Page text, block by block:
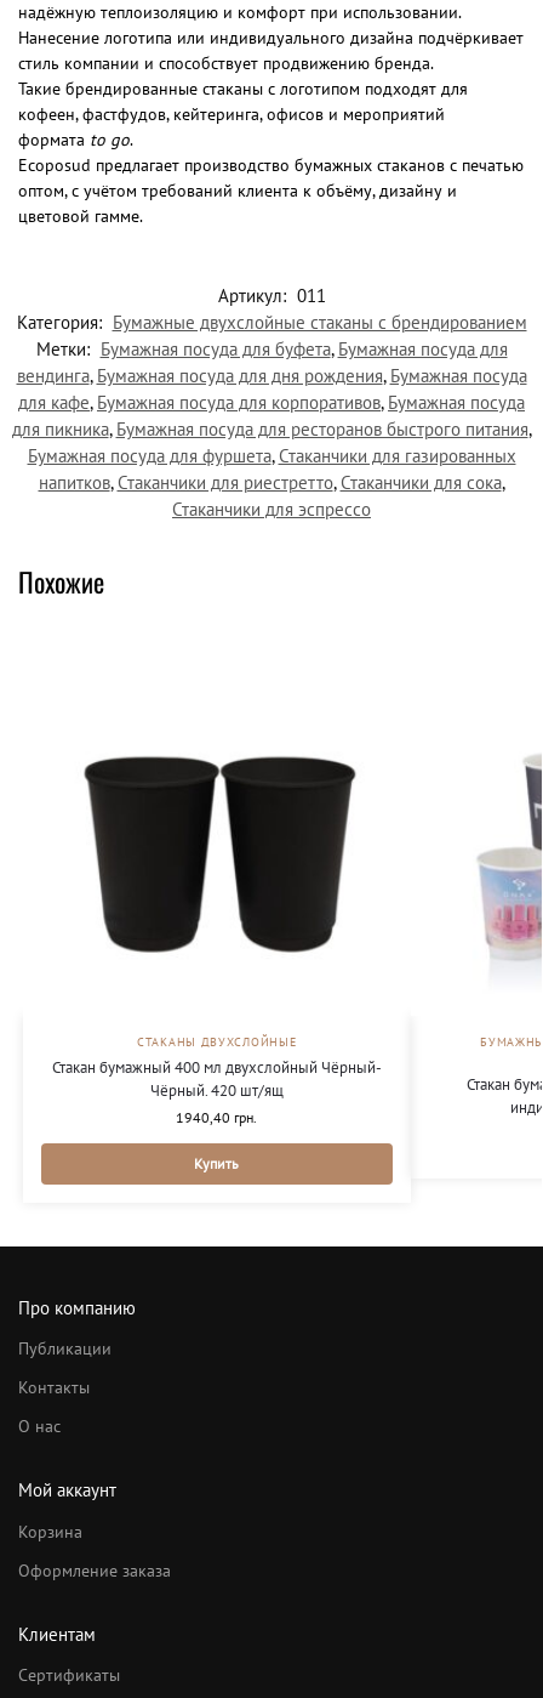
надёжную теплоизоляцию и комфорт при использовании.
Нанесение логотипа или индивидуального дизайна подчёркивает
стиль компании и способствует продвижению бренда.
Такие брендированные стаканы с логотипом подходят для
кофеен, фастфудов, кейтеринга, офисов и мероприятий
формата to go.
Ecoposud предлагает производство бумажных стаканов с печатью
оптом, с учётом требований клиента к объёму, дизайну и
цветовой гамме.
Артикул: 011
Категория: Бумажные двухслойные стаканы с брендированием
Метки: Бумажная посуда для буфета, Бумажная посуда для
вендинга, Бумажная посуда для дня рождения, Бумажная посуда
для кафе, Бумажная посуда для корпоративов, Бумажная посуда
для пикника, Бумажная посуда для ресторанов быстрого питания,
Бумажная посуда для фуршета,Стаканчики для газированных
напитков,Стаканчики для риестретто,Стаканчики для сока,
Стаканчики для эспрессо
Похожие
СТАКАНЫ ДВУХСЛОЙНЫЕ
Стакан бумажный 400 мл двухслойный Чёрный-
Чёрный. 420 шт/ящ
1940,40 грн.
Купить
Стакан
Про компанию
Публикации
Контакты
О нас
Мой аккаунт
Корзина
Оформление заказа
Клиентам
Сертификаты